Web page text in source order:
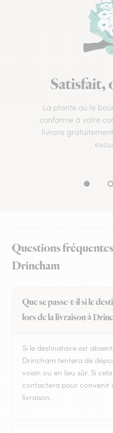
Satisfait,
La plante ou le
conforme à votre
livrons
Questions
Drincham
Que se passe-t-il si le
lors de la livraison à
Si le destinataire est
Drincham tentera de
voisin ou en lieu sûr. Si
contactera pour convenir
livraison.